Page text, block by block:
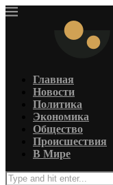
Главная
Новости
Политика
Экономика
Общество
Происшествия
В Мире